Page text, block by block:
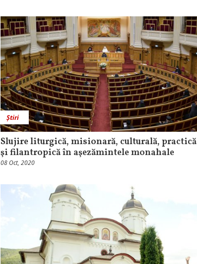
Știri
Slujire liturgică, misionară, culturală, practică
şi filantropică în aşezămintele monahale
08 Oct, 2020